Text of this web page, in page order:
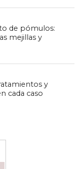
de pómulos:
mejillas y
y
cada caso